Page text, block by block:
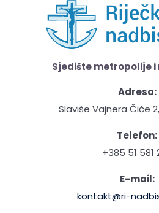
Sjedište metropolije
Adresa:
Slaviše Vajnera Čiče
Telefon:
+385 51 581
E-mail:
kontakt@ri-